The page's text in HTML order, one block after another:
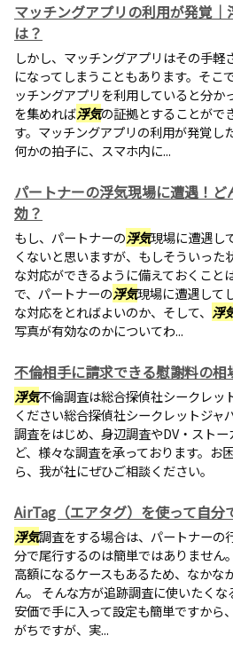
マッチングアプリの利用が発覚
は？
しかし、マッチングアプリはその手軽
になってしまうこともあります。そこ
ッチングアプリを利用していると分か
を集めれば浮気の証拠とすることがで
す。マッチングアプリの利用が発覚し
何かの拍子に、スマホ内に...
パートナーの浮気現場に遭遇！
効？
もし、パートナーの浮気現場に遭遇し
くないと思いますが、もしそういった
な対応ができるように備えておくこと
で、パートナーの浮気現場に遭遇して
な対応をとればよいのか、そして、 浮
写真が有効なのかについてわ...
不倫相手に請求できる慰謝料の相
浮気不倫調査は総合探偵社シークレッ
ください総合探偵社シークレットジャ
調査をはじめ、身辺調査やDV・スト
ど、様々な調査を承っております。お
ら、我が社にぜひご相談ください。
AirTag（エアタグ）を使って自分
浮気調査をする場合は、パートナーの
分で尾行するのは簡単ではありません
高額になるケースもあるため、なかな
ん。 そんな方が追跡調査に使いたく
安価で手に入って設定も簡単ですから
がちですが、実...